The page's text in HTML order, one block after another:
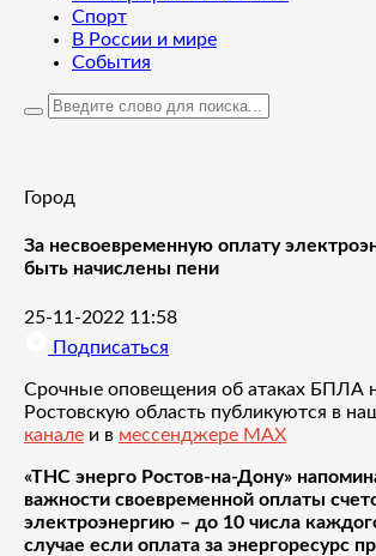
Спорт
В России и мире
События
Город
За несвоевременную оплату
быть начислены пени
25-11-2022 11:58
Подписаться
Срочные оповещения об атаках БПЛА
Ростовскую область публикуются в
канале и в мессенджере MAX
«ТНС энерго Ростов-на-Дону»
важности своевременной оплаты
электроэнергию – до 10 числа
случае если оплата за энергоресурс